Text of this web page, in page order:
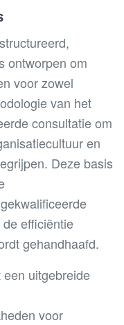
ontworpen om
voor zowel
van het
consultatie om
en
Deze basis
efficiëntie
gehandhaafd.
uitgebreide
voor